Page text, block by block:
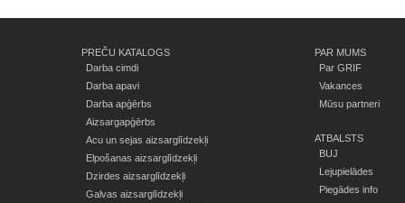
PREČU KATALOGS
Darba cimdi
Darba apavi
Darba apģērbs
Aizsargapģērbs
Acu un sejas aizsarglīdzekļi
Elpošanas aizsarglīdzekļi
Dzirdes aizsarglīdzekļi
Galvas aizsarglīdzekļi
PAR MUMS
Par GRIF
Vakances
Mūsu partneri
ATBALSTS
BUJ
Lejupielādes
Piegādes info